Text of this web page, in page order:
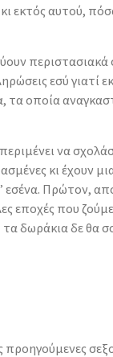
εκτός αυτού,
εσύ γιατί
οποία
να
κι έχουν
εσένα. Πρώτον,
εποχές που
τα δωράκια δε